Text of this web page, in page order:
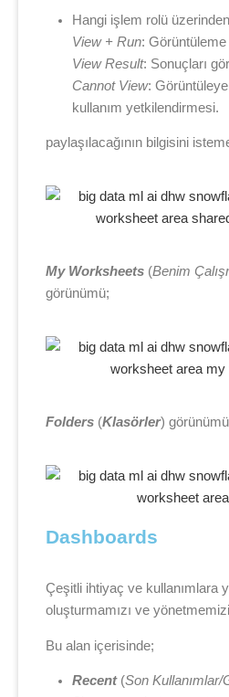
Hangi işlem rolü üzerinden
View + Run: Görüntüleme
View Result: Sonuçları
Cannot View:
kullanım yetkilendirmesi.
paylaşılacağının bilgisini
My Worksheets (Benim
görünümü;
Folders (Klasörler)
Dashboards
Çeşitli ihtiyaç ve kullanımlara
oluşturmamızı ve
Bu alan içerisinde;
Recent(Son